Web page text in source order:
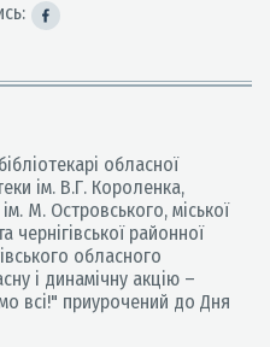
обласної
ім. В.Г. Короленка,
М. Островського, міської
чернігівської районної
обласного
і динамічну акцію –
всі!" приурочений до Дня